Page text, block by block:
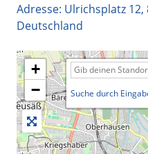
Adresse: Ulrichsplatz 12,
Deutschland
+
−
Suche durch